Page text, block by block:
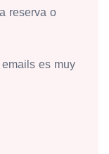
reserva o
emails es muy